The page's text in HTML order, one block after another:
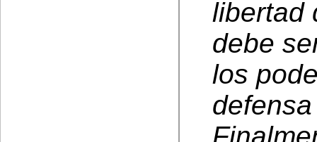
libertad
debe
los